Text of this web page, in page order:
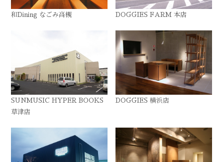
和Dining なごみ高槻 DOGGIES FARM 本店
SUNMUSIC HYPER BOOKS
草津店
DOGGIES 横浜店